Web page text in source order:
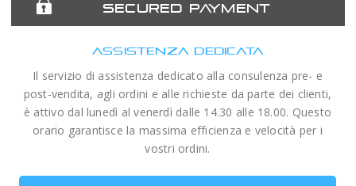
SECURED PAYMENT
ASSISTENZA DEDICATA
Il servizio di assistenza dedicato alla consulenza pre- e
post-vendita, agli ordini e alle richieste da parte dei clienti,
è attivo dal lunedì al venerdì dalle 14.30 alle 18.00. Questo
orario garantisce la massima efficienza e velocità per i
vostri ordini.